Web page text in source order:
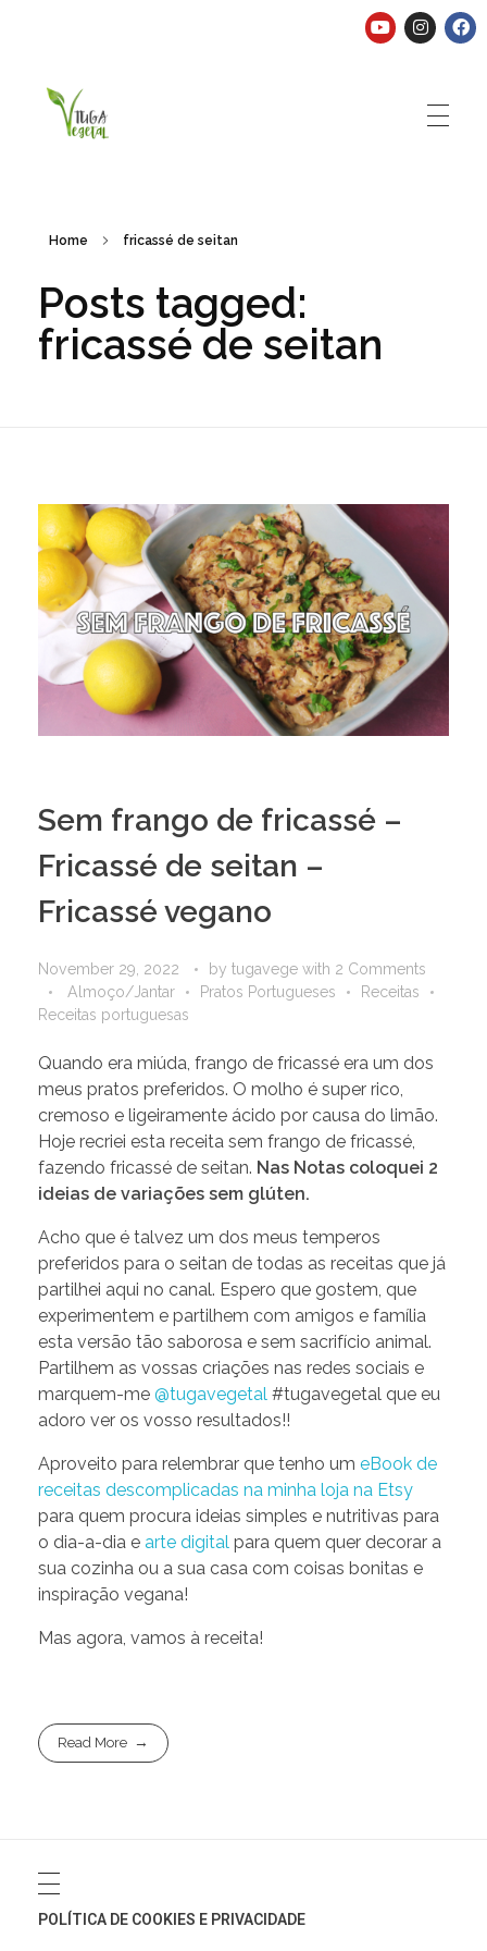
Home fricassé de seitan
Posts tagged:
fricassé de seitan
Sem frango de fricassé –
Fricassé de seitan –
Fricassé vegano
November 29, 2022 by tugavege with 2 Comments
Almoço/Jantar
Pratos Portugueses
Receitas
Receitas portuguesas
Quando era miúda, frango de fricassé era um dos
meus pratos preferidos. O molho é super rico,
cremoso e ligeiramente ácido por causa do limão.
Hoje recriei esta receita sem frango de fricassé,
fazendo fricassé de seitan. Nas Notas coloquei 2
ideias de variações sem glúten.
Acho que é talvez um dos meus temperos
preferidos para o seitan de todas as receitas que já
partilhei aqui no canal. Espero que gostem, que
experimentem e partilhem com amigos e família
esta versão tão saborosa e sem sacrifício animal.
Partilhem as vossas criações nas redes sociais e
marquem-me @tugavegetal #tugavegetal que eu
adoro ver os vosso resultados!!
Aproveito para relembrar que tenho um eBook de
receitas descomplicadas na minha loja na Etsy
para quem procura ideias simples e nutritivas para
o dia-a-dia e arte digital para quem quer decorar a
sua cozinha ou a sua casa com coisas bonitas e
inspiração vegana!
Mas agora, vamos à receita!
Read More
POLÍTICA DE COOKIES E PRIVACIDADE